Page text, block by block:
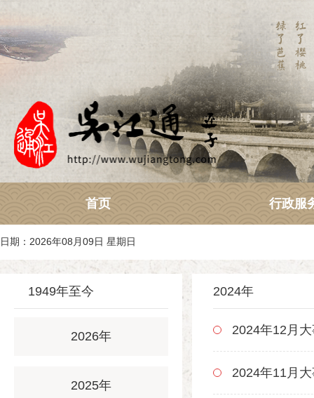
首页 行政服
日期：2026年08月09日 星期日
1949年至今
2026年
2025年
2024年
2024年12月
2024年11月